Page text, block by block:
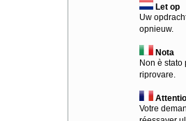
Let op
Uw
opnieuw.
Nota
Non è
riprovare.
Votre